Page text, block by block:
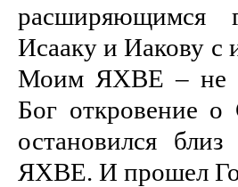
расширяющимся
Исааку и Иакову с
Моим ЯХВЕ – не
Бог откровение
остановился
ЯХВЕ. И прошел